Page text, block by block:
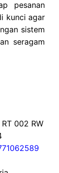
pesanan
kunci agar
sistem
seragam
002 RW